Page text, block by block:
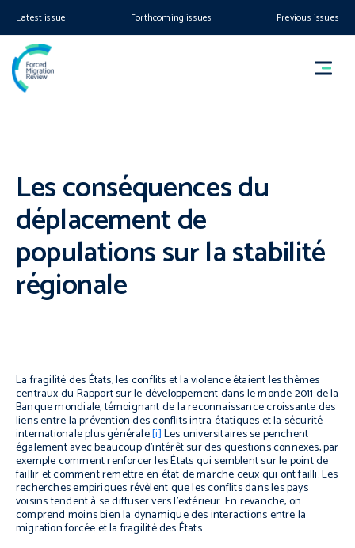
Latest issue Forthcoming issues Previous issues
Les conséquences du
déplacement de
populations sur la stabilité
régionale
La fragilité des États, les conflits et la violence étaient les thèmes
centraux du Rapport sur le développement dans le monde2011 de la
Banque mondiale, témoignant de la reconnaissance croissante des
liens entre la prévention des conflits intra-étatiques et la sécurité
internationale plus générale.[i]Les universitaires se penchent
également avec beaucoup d’intérêt sur des questions connexes, par
exemple comment renforcer les États qui semblent sur le point de
faillir et comment remettre en état de marche ceux qui ont failli. Les
recherches empiriques révèlent que les conflits dans les pays
voisins tendent à se diffuser vers l’extérieur. En revanche, on
comprend moins bien la dynamique des interactions entre la
migration forcée et la fragilité des États.